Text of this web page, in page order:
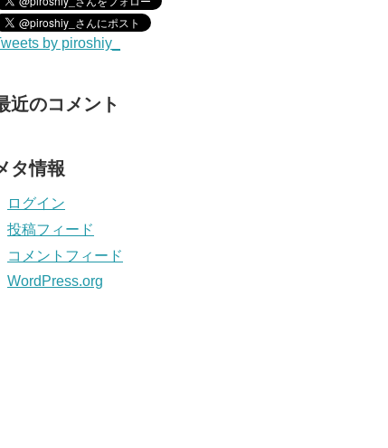
by piroshiy_
近のコメント
タ情報
ログイン
投稿フィード
コメントフィード
WordPress.org